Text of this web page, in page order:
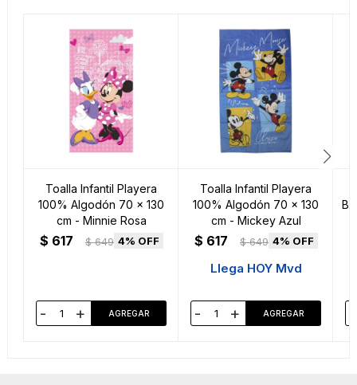
Toalla Infantil Playera
100% Algodón 70 x 130
cm - Minnie Rosa
$ 617 $ 649 4
- +
Toalla Infantil Playera
100% Algodón 70 x 130
cm - Mickey Azul
$ 617 $ 649 4
Llega HOY Mvd
- +